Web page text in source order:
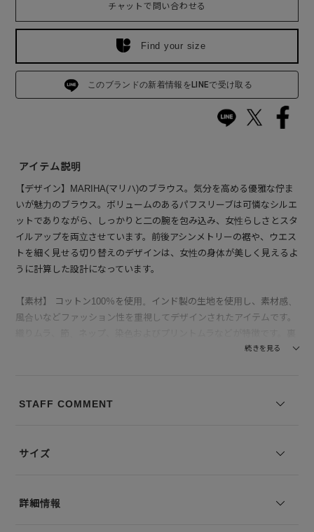
チャットで問い合わせる
Find your size
このブランドの新着情報をLINEで受け取る
アイテム説明
【デザイン】MARIHA(マリハ)のブラウス。気分を高める優雅な佇ま
いが魅力のブラウス。ボリュームのあるパフスリーブは可憐なシルエ
ットでありながら、しっかりと二の腕を包み込み、女性らしさとスタ
イルアップを両立させています。前後アシンメトリーの裾や、ウエス
トを細く見せる切り替えのデザインは、女性の身体が美しく見えるよ
うに計算した設計になっています。
【素材】 コットン100％を使用。インド製の生地を使用し、素材感、
風合いなどファッション性を重視してデザインされたアイテムです。
※コーディネートアイテムは別売りとなります。
続きを見る
STAFF COMMENT
サイズ
詳細情報